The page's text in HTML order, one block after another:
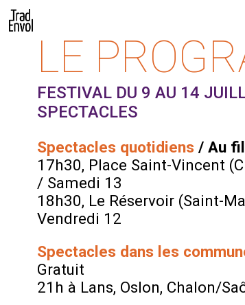
LE
FESTIVAL DU 9 AU 14
SPECTACLES
Spectacles quotidiens/ Au fil
17h30, Place Saint-Vincent
/ Samedi 13
18h30, Le Réservoir (Saint-
Vendredi 12
Spectacles dans les
Gratuit
21h à Lans, Oslon, Chalon/